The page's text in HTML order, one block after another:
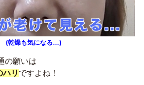
(乾燥も気になる…)
の願いは
ハリ ですよね！